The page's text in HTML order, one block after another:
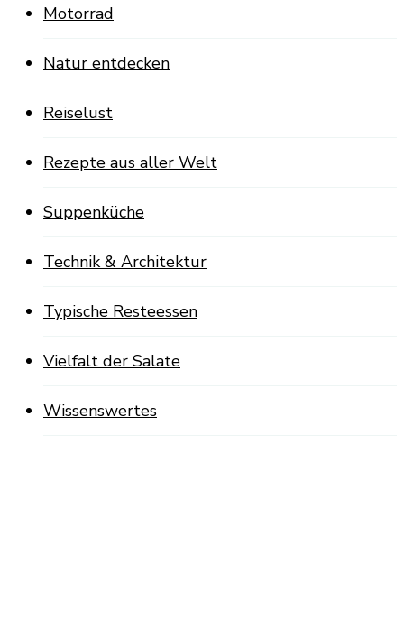
Motorrad
Natur entdecken
Reiselust
Rezepte aus aller Welt
Suppenküche
Technik & Architektur
Typische Resteessen
Vielfalt der Salate
Wissenswertes